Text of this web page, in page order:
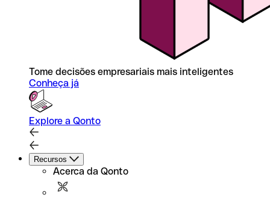
Tome decisões empresariais mais inteligentes
Conheça já
Explore a Qonto
Recursos
Acerca da Qonto